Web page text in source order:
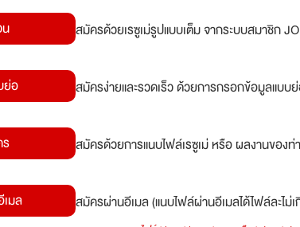
สมัครด้วยเรซูเม่รูปแบบเต็ม จากระบบสมาชิก
ย่อ สมัครง่ายและรวดเร็ว ด้วยการกรอกข้อมูลแบบ
สมัครด้วยการแนบไฟล์เรซูเม่ หรือ ผลงานของท่
มล สมัครผ่านอีเมล (แนบไฟล์ผ่านอีเมลได้ไฟล์ละไม่